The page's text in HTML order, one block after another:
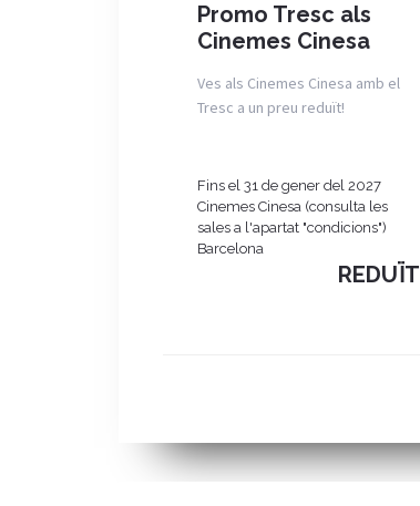
Promo Tresc als
Cinemes Cinesa
Ves als Cinemes Cinesa amb el
Tresc a un preu reduït!
Fins el 31 de gener del 2027
Cinemes Cinesa (consulta les
sales a l'apartat "condicions")
Barcelona
REDUÏT